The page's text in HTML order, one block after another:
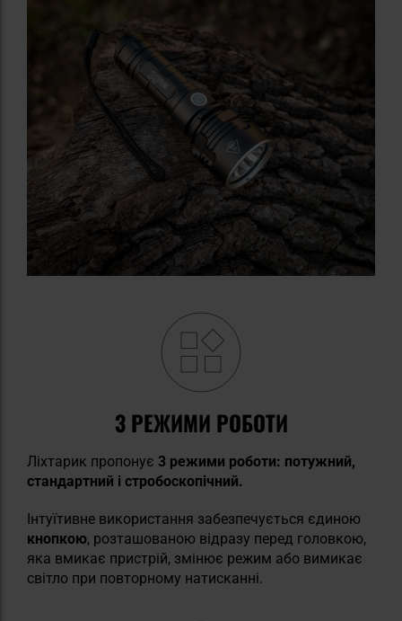
3 РЕЖИМИ РОБОТИ
Ліхтарик пропонує 3 режими роботи: потужний,
стандартний і стробоскопічний.
Інтуїтивне використання забезпечується єдиною
кнопкою, розташованою відразу перед головкою,
яка вмикає пристрій, змінює режим або вимикає
світло при повторному натисканні.